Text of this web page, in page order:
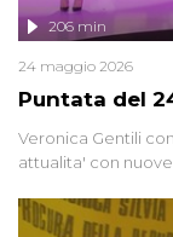
Puntata del
206 min
24 maggio 2026
Veronica Gentili
attualita' con